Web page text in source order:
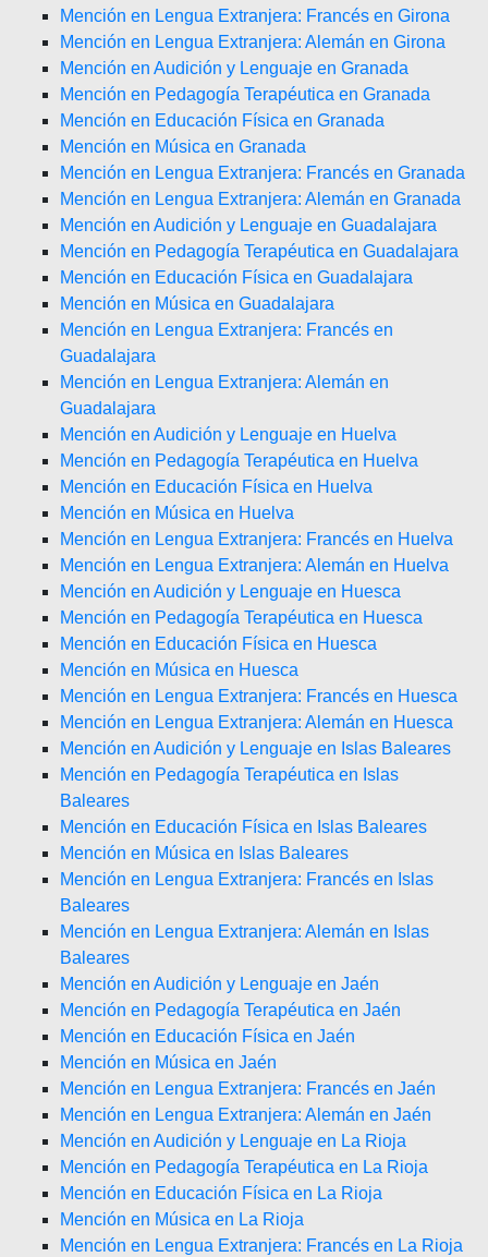
Mención en Lengua Extranjera: Francés en Girona
Mención en Lengua Extranjera: Alemán en Girona
Mención en Audición y Lenguaje en Granada
Mención en Pedagogía Terapéutica en Granada
Mención en Educación Física en Granada
Mención en Música en Granada
Mención en Lengua Extranjera: Francés en Granada
Mención en Lengua Extranjera: Alemán en Granada
Mención en Audición y Lenguaje en Guadalajara
Mención en Pedagogía Terapéutica en Guadalajara
Mención en Educación Física en Guadalajara
Mención en Música en Guadalajara
Mención en Lengua Extranjera: Francés en
Guadalajara
Mención en Lengua Extranjera: Alemán en
Guadalajara
Mención en Audición y Lenguaje en Huelva
Mención en Pedagogía Terapéutica en Huelva
Mención en Educación Física en Huelva
Mención en Música en Huelva
Mención en Lengua Extranjera: Francés en Huelva
Mención en Lengua Extranjera: Alemán en Huelva
Mención en Audición y Lenguaje en Huesca
Mención en Pedagogía Terapéutica en Huesca
Mención en Educación Física en Huesca
Mención en Música en Huesca
Mención en Lengua Extranjera: Francés en Huesca
Mención en Lengua Extranjera: Alemán en Huesca
Mención en Audición y Lenguaje en Islas Baleares
Mención en Pedagogía Terapéutica en Islas
Baleares
Mención en Educación Física en Islas Baleares
Mención en Música en Islas Baleares
Mención en Lengua Extranjera: Francés en Islas
Baleares
Mención en Lengua Extranjera: Alemán en Islas
Baleares
Mención en Audición y Lenguaje en Jaén
Mención en Pedagogía Terapéutica en Jaén
Mención en Educación Física en Jaén
Mención en Música en Jaén
Mención en Lengua Extranjera: Francés en Jaén
Mención en Lengua Extranjera: Alemán en Jaén
Mención en Audición y Lenguaje en La Rioja
Mención en Pedagogía Terapéutica en La Rioja
Mención en Educación Física en La Rioja
Mención en Música en La Rioja
Mención en Lengua Extranjera: Francés en La Rioja